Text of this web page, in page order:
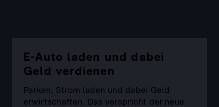
E-Auto laden und dabei
Geld verdienen
Parken, Strom laden und dabei Geld
erwirtschaften. Das verspricht der neue